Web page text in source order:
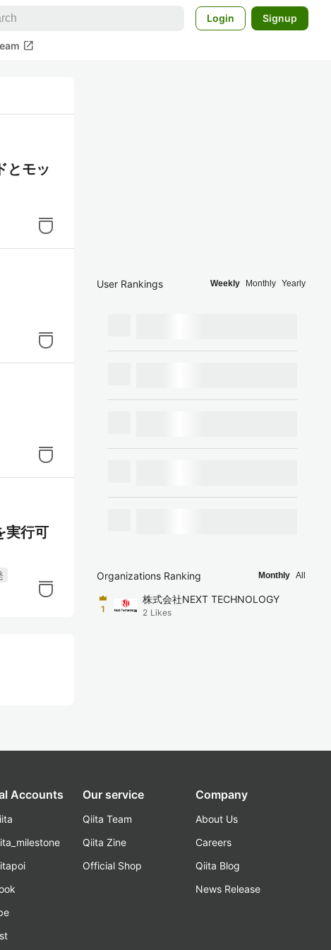
Login Signup
open_in_new
とモッ
実行可
User Rankings Weekly Monthly Yearly
Organizations Ranking Monthly All
1
株式会社NEXT TECHNOLOGY
2 Likes
Accounts Our service
Qiita Team
Qiita Zine
Official Shop
Company
About Us
Careers
Qiita Blog
News Release